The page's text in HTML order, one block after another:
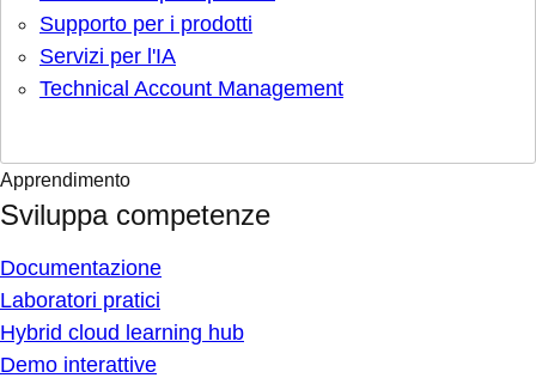
Supporto per i prodotti
Servizi per l'IA
Technical Account Management
Apprendimento
Sviluppa competenze
Documentazione
Laboratori pratici
Hybrid cloud learning hub
Demo interattive